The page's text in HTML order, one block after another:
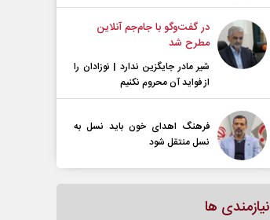
در گفت‌و‌گو با جام‌جم آنلاین
مطرح شد
شیر مادر جایگزین ندارد | نوزادان را
از فواید آن محروم نکنیم
فرهنگ اهدای خون باید نسل به
نسل منتقل شود
نیازمندی ها